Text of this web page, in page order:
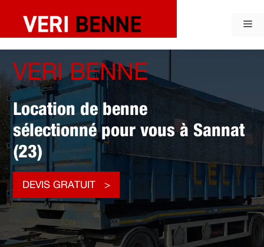
contenu
VERI BENNE
Location de benne
sélectionné pour vous à Sannat
(23)
DEVIS GRATUIT